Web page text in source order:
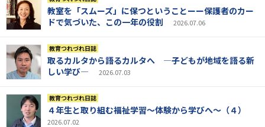
教室を「スムーズ」に保つということーー保護者のカー
ドで気づいた、この一年の役割
2026.07.06
教育つれづれ日誌
取るカルタから語るカルタへ ―子どもが地域を語る新
しい学び―
2026.07.03
教育つれづれ日誌
４年生と取り組む福祉学習～体験から学びへ～（４）
2026.07.02